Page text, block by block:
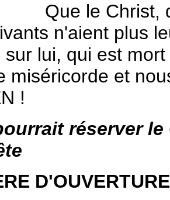
le Christ, qui
n'aient plus
sur lui, qui est
miséricorde et
!
réserver
D'OUVERTURE